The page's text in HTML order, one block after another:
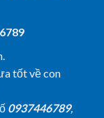
tốt về con
0937446789,